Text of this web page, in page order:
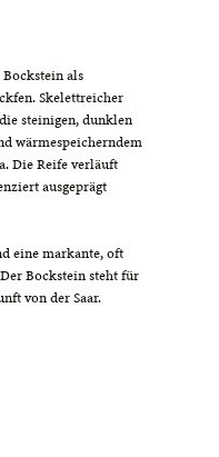
Bockstein als
Skelettreicher
steinigen, dunklen
wärmespeicherndem
Die Reife verläuft
ausgeprägt
eine markante, oft
Bockstein steht für
von der Saar.